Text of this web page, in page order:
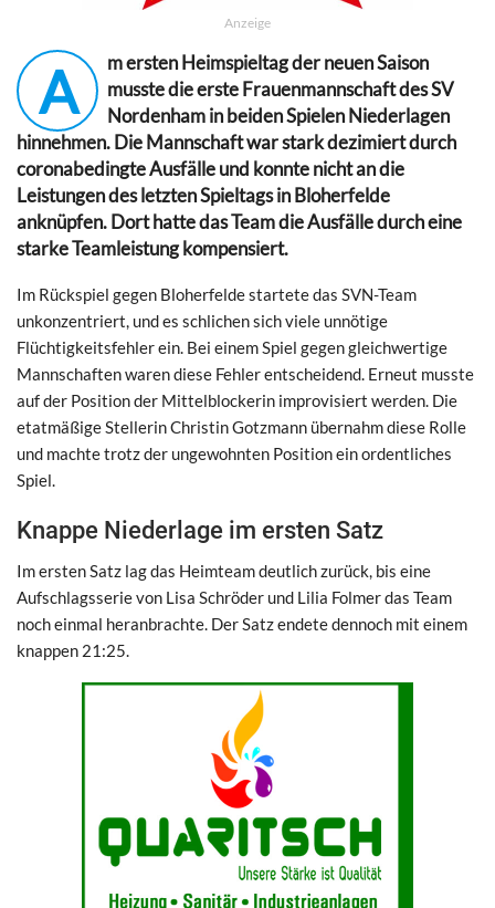
Anzeige
A
m ersten Heimspieltag der neuen Saison
musste die erste Frauenmannschaft des SV
Nordenham in beiden Spielen Niederlagen
hinnehmen. Die Mannschaft war stark dezimiert durch
coronabedingte Ausfälle und konnte nicht an die
Leistungen des letzten Spieltags in Bloherfelde
anknüpfen. Dort hatte das Team die Ausfälle durch eine
starke Teamleistung kompensiert.
Im Rückspiel gegen Bloherfelde startete das SVN-Team
unkonzentriert, und es schlichen sich viele unnötige
Flüchtigkeitsfehler ein. Bei einem Spiel gegen gleichwertige
Mannschaften waren diese Fehler entscheidend. Erneut musste
auf der Position der Mittelblockerin improvisiert werden. Die
etatmäßige Stellerin Christin Gotzmann übernahm diese Rolle
und machte trotz der ungewohnten Position ein ordentliches
Spiel.
Knappe Niederlage im ersten Satz
Im ersten Satz lag das Heimteam deutlich zurück, bis eine
Aufschlagsserie von Lisa Schröder und Lilia Folmer das Team
noch einmal heranbrachte. Der Satz endete dennoch mit einem
knappen 21:25.